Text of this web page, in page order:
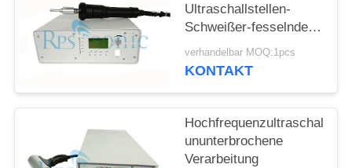
Ultraschallstellen-
Schweißer-fesselnder
verhandelbar MOQ:1pcs
KONTAKT
ununterbrochene
Verarbeitung